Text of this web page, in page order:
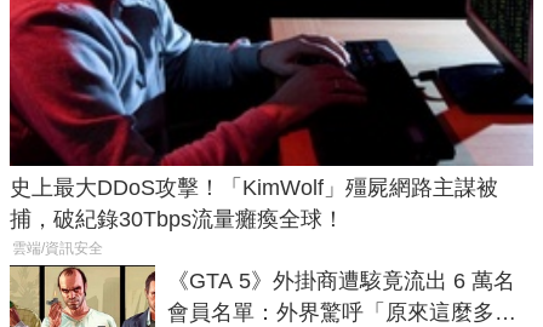
史上最大DDoS攻擊！「KimWolf」殭屍網路主謀被
捕，破紀錄30Tbps流量癱瘓全球！
雲端/資訊安全
《GTA 5》外掛商遭駭竟流出 6 萬名
會員名單：外界驚呼「原來這麼多人